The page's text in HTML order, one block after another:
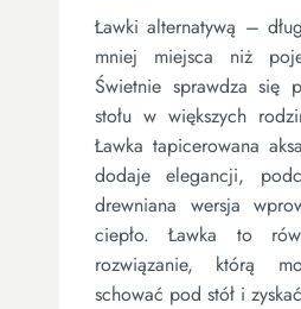
Ławki alternatywą –
mniej miejsca niż
Świetnie sprawdza się
stołu w większych
Ławka tapicerowana
dodaje elegancji,
drewniana wersja
ciepło. Ławka to
rozwiązanie, którą
schować pod stół i